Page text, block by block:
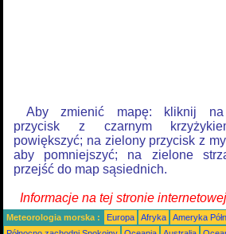
Aby zmienić mapę: kliknij
przycisk z czarnym
powiększyć; na zielony przycisk z
aby pomniejszyć; na zielone
przejść do map sąsiednich.
Informacje na tej stronie
Meteorologia morska : Europa Afryka Ameryka